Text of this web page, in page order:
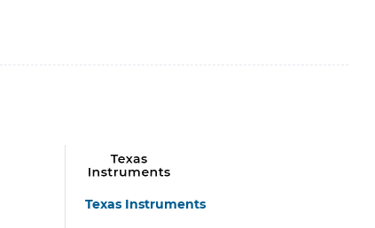
Texas Instruments